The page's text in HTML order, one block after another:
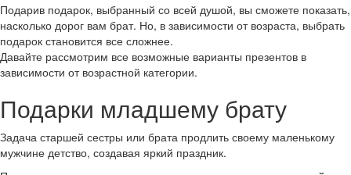
Подарив подарок, выбранный со всей душой, вы сможете показать,
насколько дорог вам брат. Но, в зависимости от возраста, выбрать
подарок становится все сложнее.
Давайте рассмотрим все возможные варианты презентов в
зависимости от возрастной категории.
Подарки младшему брату
Задача старшей сестры или брата продлить своему маленькому
мужчине детство, создавая яркий праздник.